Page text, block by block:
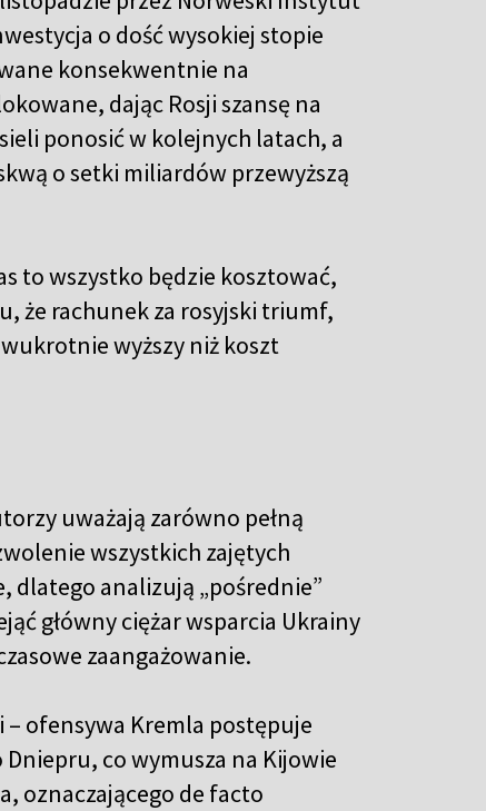
o dość wysokiej stopie
konsekwentnie na
dając Rosji szansę na
ponosić w kolejnych latach, a
o setki miliardów przewyższą
to wszystko będzie kosztować,
że rachunek za rosyjski triumf,
wyższy niż koszt
uważają zarówno pełną
wszystkich zajętych
dlatego analizują „pośrednie”
główny ciężar wsparcia Ukrainy
zaangażowanie.
– ofensywa Kremla postępuje
co wymusza na Kijowie
oznaczającego de facto